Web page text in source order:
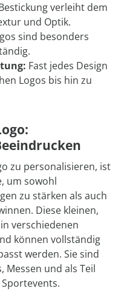
verleiht dem
und Optik.
sind besonders
Fast jedes Design
Logos bis hin zu
zu personalisieren, ist
um sowohl
zu stärken als auch
Diese kleinen,
verschiedenen
können vollständig
werden. Sie sind
Messen und als Teil